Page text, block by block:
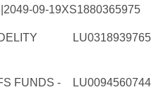
09-19XS1880365975
LU0318939765
FUNDS -
LU0094560744